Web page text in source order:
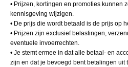
• Prijzen, kortingen en promoties kunnen
kennisgeving wijzigen.
• De prijs die wordt betaald is de prijs op
• Prijzen zijn exclusief belastingen,
eventuele invoerrechten.
• Je stemt ermee in dat alle betaal- en
zijn en dat je bevoegd bent betalingen uit